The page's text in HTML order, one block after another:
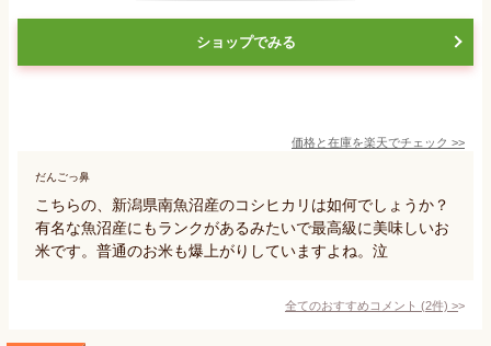
ショップでみる
価格と在庫を楽天でチェック >>
だんごっ鼻
こちらの、新潟県南魚沼産のコシヒカリは如何でしょうか？
有名な魚沼産にもランクがあるみたいで最高級に美味しいお
米です。普通のお米も爆上がりしていますよね。泣
全てのおすすめコメント (2件) >